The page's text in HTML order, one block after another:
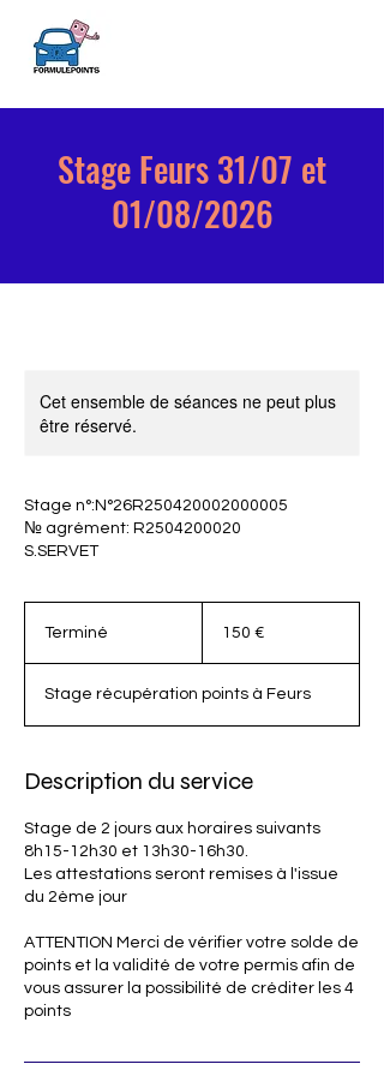
Stage Feurs 31/07 et
01/08/2026
Cet ensemble de séances ne peut plus
être réservé.
Stage n°:N°26R250420002000005
№ agrément: R2504200020
S.SERVET
Terminé
m
i
é
150 €
Stage récupération points à Feurs
Description du service
Stage de 2 jours aux horaires suivants
8h15-12h30 et 13h30-16h30.
Les attestations seront remises à l'issue
du 2ème jour
ATTENTION Merci de vérifier votre solde de
points et la validité de votre permis afin de
vous assurer la possibilité de créditer les 4
points